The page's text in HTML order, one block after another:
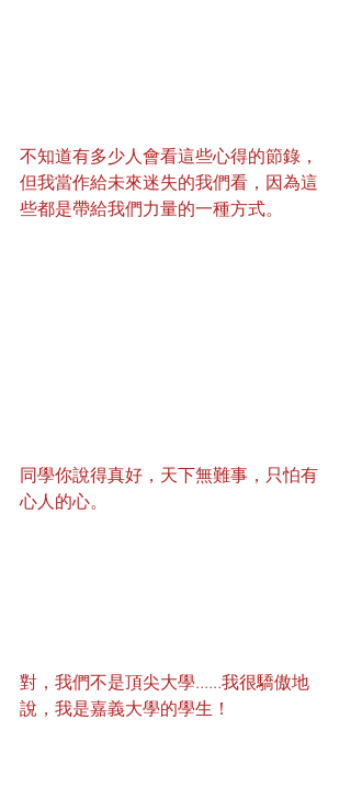
不知道有多少人會看這些心得的節錄，
但我當作給未來迷失的我們看，因為這
些都是帶給我們力量的一種方式。
同學你說得真好，天下無難事，只怕有
心人的心。
對，我們不是頂尖大學......我很驕傲地
說，我是嘉義大學的學生！